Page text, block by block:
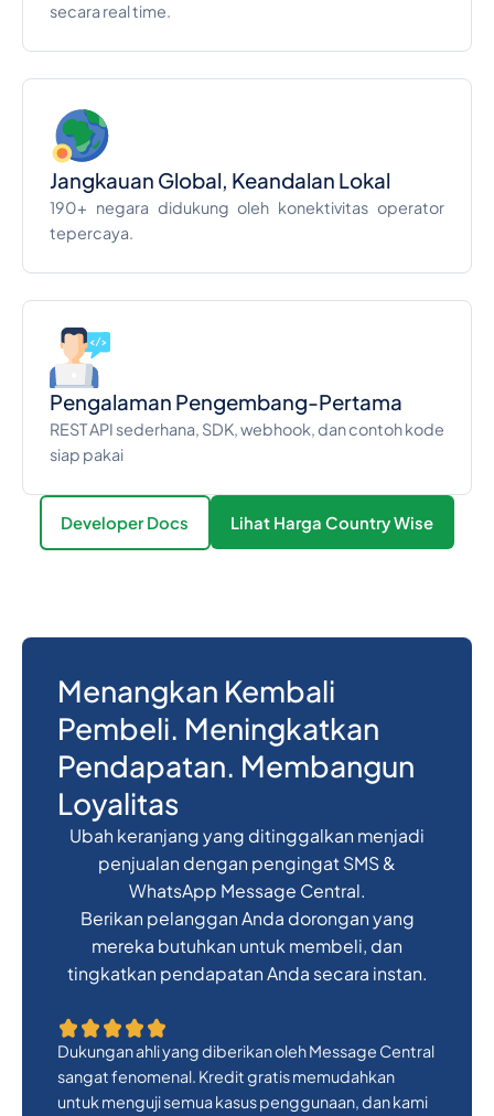
secara real time.
Jangkauan Global, Keandalan Lokal
190+ negara didukung oleh konektivitas operator
tepercaya.
Pengalaman Pengembang-Pertama
REST API sederhana, SDK, webhook, dan contoh kode
siap pakai
Developer Docs Lihat Harga Country Wise
Menangkan Kembali
Pembeli. Meningkatkan
Pendapatan. Membangun
Loyalitas
Ubah keranjang yang ditinggalkan menjadi
penjualan dengan pengingat SMS &
WhatsApp Message Central.
Berikan pelanggan Anda dorongan yang
mereka butuhkan untuk membeli, dan
tingkatkan pendapatan Anda secara instan.
Dukungan ahli yang diberikan oleh Message Central
sangat fenomenal. Kredit gratis memudahkan
untuk menguji semua kasus penggunaan, dan kami